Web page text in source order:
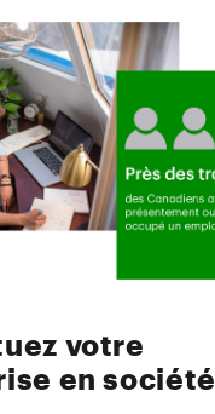
votre
en société